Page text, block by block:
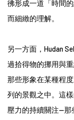
彿形成一道「時間
而細緻的理解。
另一方面，Hudan
過拾得物的挪用與
那些形象在某種程
列的景觀之中。這
壓力的持續關注--